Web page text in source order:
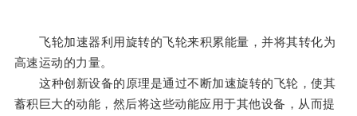
飞轮加速器利用旋转的飞轮来积累能量，并将其转化为
高速运动的力量。
这种创新设备的原理是通过不断加速旋转的飞轮，使其
蓄积巨大的动能，然后将这些动能应用于其他设备，从而提